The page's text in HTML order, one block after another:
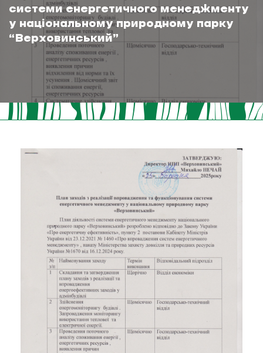
системи енергетичного менеджменту
у національному природному парку
“Верховинський”